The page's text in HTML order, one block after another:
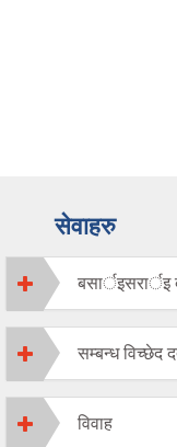
सेवाहरु
बसार्इसरार्इ
सम्बन्ध विच्छेद
विवाह